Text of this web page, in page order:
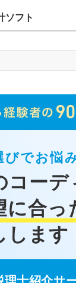
ソフト
びでお悩
コー
に合っ
します